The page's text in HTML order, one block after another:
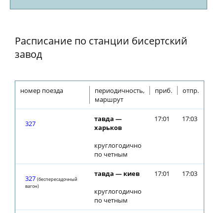
Расписание по станции бисертский
завод
номер поезда
периодичность,
маршрут
приб. отпр.
327
тавда —
харьков
круглогодично
по четным
17:01 17:03
327 (беспересадочный
вагон)
тавда — киев
круглогодично
по четным
17:01 17:03